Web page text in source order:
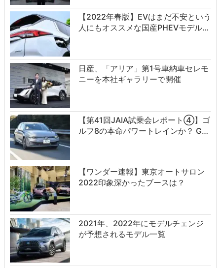
【2022年春版】EVはまだ不安という
人にもオススメな国産PHEVモデル…
日産、「アリア」第1号車納車セレモ
ニーを本社ギャラリーで開催
【第41回JAIA試乗会レポート④】ゴ
ルフ8の本命パワートレインか？ G…
【ワンダー速報】東京オートサロン
2022印象深かったブースは？
2021年、2022年にモデルチェンジ
が予想されるモデル一覧